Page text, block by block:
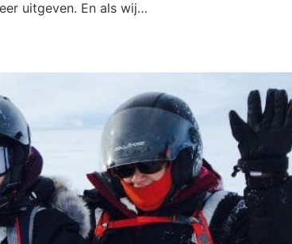
uitgeven. En als wij…